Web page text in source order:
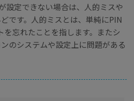
設定できない場合は、人的ミスや
です。人的ミスとは、単純にPIN
忘れたことを指します。またシ
のシステムや設定上に問題がある